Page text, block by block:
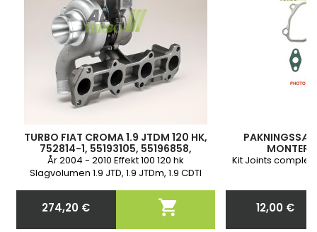
TURBO FIAT CROMA 1.9 JTDM 120 HK,
752814-1, 55193105, 55196858,
55196765, 55195787, 55205179,
55190871, 55205474, 5860014
År 2004 - 2010 Effekt 100 120 hk
Slagvolumen 1.9 JTD, 1.9 JTDm, 1.9 CDTI
19 DTL Helt ny og med 2 års garanti
Pris
274,20 € 
Kit Joints complet
Pris
12,00 €